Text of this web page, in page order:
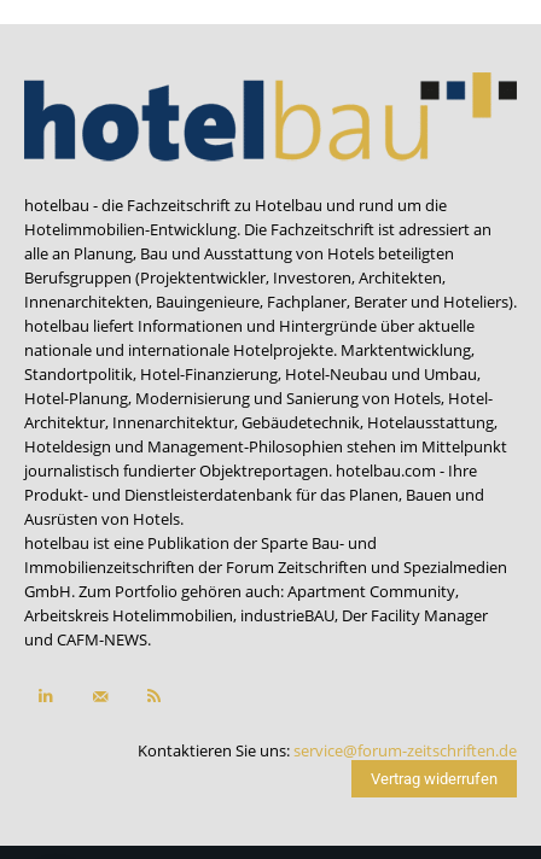
hotelbau - die Fachzeitschrift zu Hotelbau und rund um die
Hotelimmobilien-Entwicklung. Die Fachzeitschrift ist adressiert an
alle an Planung, Bau und Ausstattung von Hotels beteiligten
Berufsgruppen (Projektentwickler, Investoren, Architekten,
Innenarchitekten, Bauingenieure, Fachplaner, Berater und Hoteliers).
hotelbau liefert Informationen und Hintergründe über aktuelle
nationale und internationale Hotelprojekte. Marktentwicklung,
Standortpolitik, Hotel-Finanzierung, Hotel-Neubau und Umbau,
Hotel-Planung, Modernisierung und Sanierung von Hotels, Hotel-
Architektur, Innenarchitektur, Gebäudetechnik, Hotelausstattung,
Hoteldesign und Management-Philosophien stehen im Mittelpunkt
journalistisch fundierter Objektreportagen. hotelbau.com - Ihre
Produkt- und Dienstleisterdatenbank für das Planen, Bauen und
Ausrüsten von Hotels.
hotelbau ist eine Publikation der Sparte Bau- und
Immobilienzeitschriften der Forum Zeitschriften und Spezialmedien
GmbH. Zum Portfolio gehören auch:Apartment Community,
Arbeitskreis Hotelimmobilien, industrieBAU, Der Facility Manager
und CAFM-NEWS.
Kontaktieren Sie uns:service@forum-zeitschriften.de
Vertrag widerrufen